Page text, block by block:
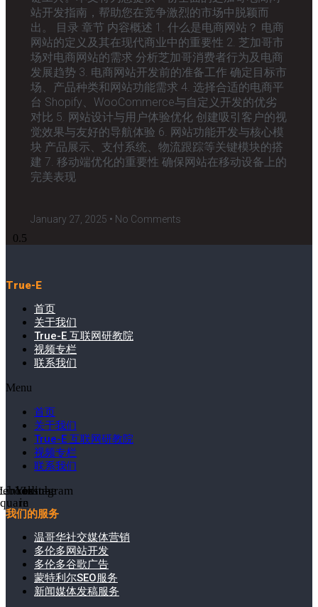
站开发指南，帮助您在竞争激烈的市场中脱颖而
出。 目录 章节 内容概述 1. 什么是电商网站？ 电商
网站的定义及其在现代商业中的重要性 2. 芝加哥市
场对电商网站的需求 分析芝加哥消费者行为及电商
发展趋势 3. 电商网站开发前的准备工作 确定目标市
场、产品种类和网站功能需求 4. 选择合适的电商平
台 Shopify、WooCommerce与自定义开发的优劣
对比 5. 网站设计与用户体验优化 创建吸引客户的视
觉效果与友好的导航体验 6. 网站功能开发与核心模
块 产品展示、支付系统、物流跟踪等关键模块的搭
建 7. 移动端优化的重要性 确保网站在移动设备上的
完美表现
January 27, 2025 No Comments
True-E
首页
关于我们
True-E 互联网研教院
视频专栏
联系我们
Menu
首页
关于我们
True-E 互联网研教院
视频专栏
联系我们
in
Youtube
Instagram
我们的服务
温哥华社交媒体营销
多伦多网站开发
多伦多谷歌广告
蒙特利尔SEO服务
新闻媒体发稿服务